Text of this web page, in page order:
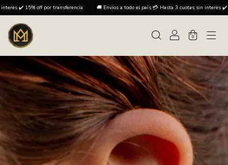
off por transferencia 🚚 Envios a todo el país 💳 Hasta 3 cuotas sin interes ✔️ 15% off por
0